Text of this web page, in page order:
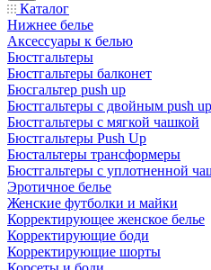
Каталог
Нижнее белье
Аксессуары к белью
Бюстгальтеры
Бюстгальтеры балконет
Бюсгальтер push up
Бюстгальтеры с двойным push up
Бюстгальтеры с мягкой чашкой
Бюстгальтеры Push Up
Бюстальтеры трансформеры
Бюстгальтеры с уплотненной
Эротичное белье
Женские футболки и майки
Корректирующее женское белье
Корректирующие боди
Корректирующие шорты